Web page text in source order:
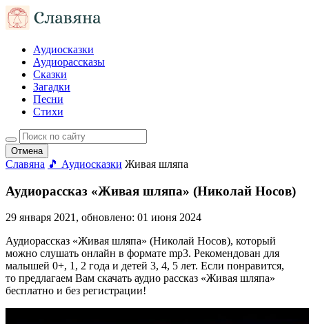
Аудиосказки
Аудиорассказы
Сказки
Загадки
Песни
Стихи
Отмена
Славяна 🎵 Аудиосказки Живая шляпа
Аудиорассказ «Живая шляпа» (Николай Носов)
29 января 2021, обновлено: 01 июня 2024
Аудиорассказ «Живая шляпа» (Николай Носов), который
можно слушать онлайн в формате mp3. Рекомендован для
малышей 0+, 1, 2 года и детей 3, 4, 5 лет. Если понравится,
то предлагаем Вам скачать аудио рассказ «Живая шляпа»
бесплатно и без регистрации!